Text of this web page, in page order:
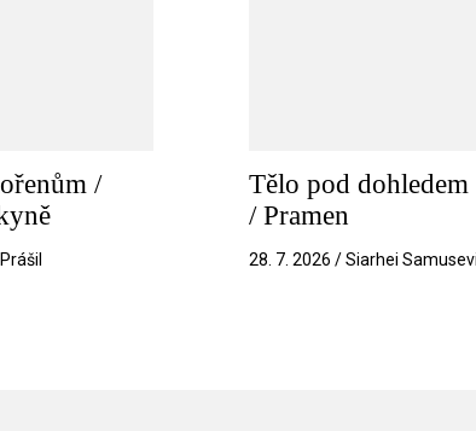
/
Tělo pod dohledem
/ Pramen
28. 7. 2026 / Siarhei